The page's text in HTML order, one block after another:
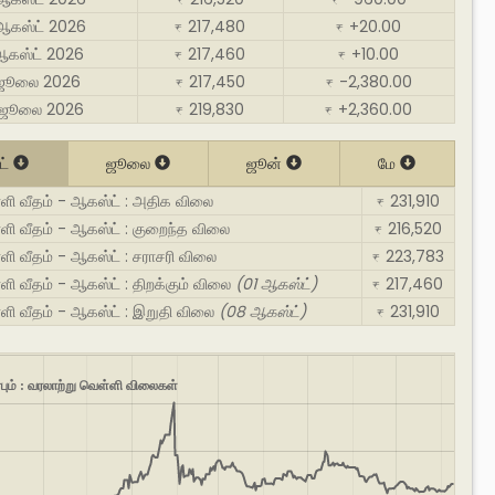
2026
₹ 217,480 ₹ +20.00
2026
₹ 217,460 ₹ +10.00
2026
₹ 217,450 ₹ -2,380.00
2026
₹ 219,830 ₹ +2,360.00
ஜூலை ஜூன்
மே
வீதம் - ஆகஸ்ட் : அதிக விலை
₹ 231,910
வீதம் - ஆகஸ்ட் : குறைந்த விலை
₹ 216,520
வீதம் - ஆகஸ்ட் : சராசரி விலை
₹ 223,783
வீதம் - ஆகஸ்ட் : திறக்கும் விலை (01 ஆகஸ்ட்) ₹ 217,460
வீதம் - ஆகஸ்ட் : இறுதி விலை (08 ஆகஸ்ட்) ₹ 231,910
: வரலாற்று வெள்ளி விலைகள்